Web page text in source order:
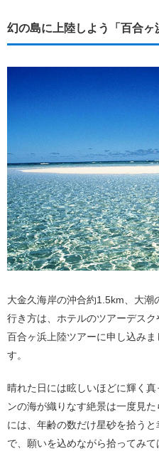
幻の島に上陸しよう「百合ヶ
大金久海岸の沖合約1.5km、大潮
行き方は、ホテルのツアーデス
百合ヶ浜上陸ツアーに申し込み
す。
晴れた日には眩しいほどに輝く
ンの海が織りなす絶景は一度見
には、年齢の数だけ星砂を拾う
で、願いを込めながら拾ってみて